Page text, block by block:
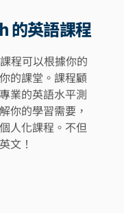
的英語課程
程可以根據你的
的課堂。課程顧
業的英語水平測
你的學習需要，
人化課程。不但
文！